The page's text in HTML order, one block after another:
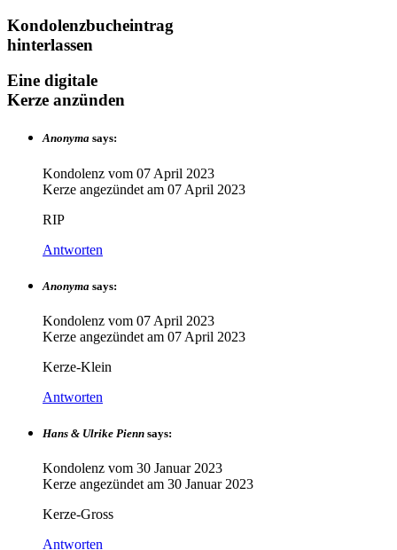
Kondolenzbucheintrag
hinterlassen
Eine digitale
Kerze anzünden
Anonyma says:
Kondolenz vom 07 April 2023
Kerze angezündet am 07 April 2023
RIP
Antworten
Anonyma says:
Kondolenz vom 07 April 2023
Kerze angezündet am 07 April 2023
Kerze-Klein
Antworten
Hans & Ulrike Pienn says:
Kondolenz vom 30 Januar 2023
Kerze angezündet am 30 Januar 2023
Kerze-Gross
Antworten